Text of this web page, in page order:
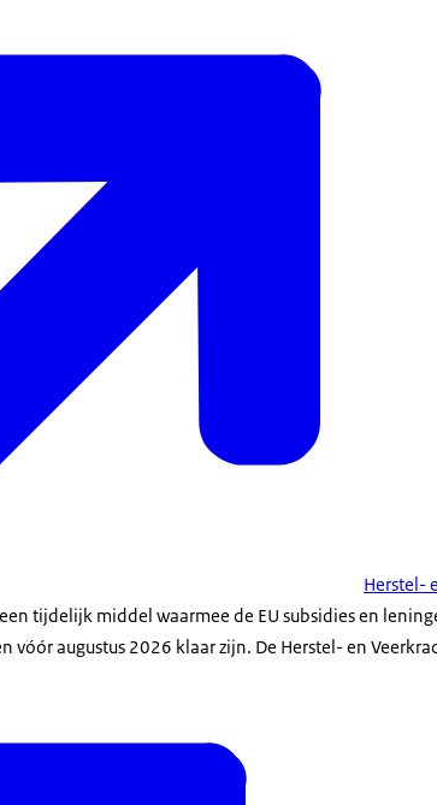
Herstel-
tijdelijk middel waarmee de EU subsidies en
vóór augustus 2026 klaar zijn. De Herstel- en